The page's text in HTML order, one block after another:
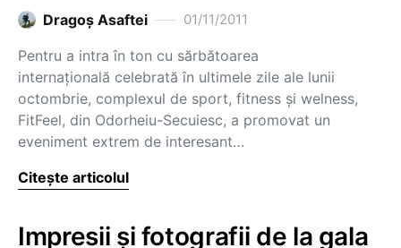
Dragoş Asaftei 01/11/2011
Pentru a intra în ton cu sărbătoarea
internațională celebrată în ultimele zile ale lunii
octombrie, complexul de sport, fitness și welness,
FitFeel, din Odorheiu-Secuiesc, a promovat un
eveniment extrem de interesant…
Citește articolul
Impresii și fotografii de la gala